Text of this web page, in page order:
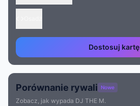
Dostosuj kartę
Porównanie rywali Nowe
Zobacz, jak wypada DJ THE M.